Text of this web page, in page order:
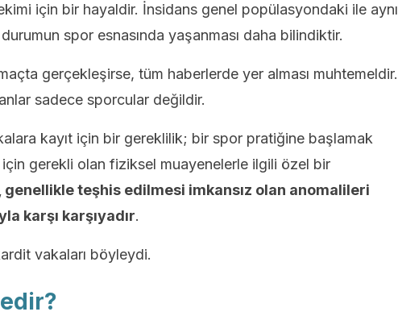
için bir hayaldir. İnsidans genel popülasyondaki ile aynı
spor esnasında yaşanması daha bilindiktir.
gerçekleşirse, tüm haberlerde yer alması muhtemeldir.
sadece sporcular değildir.
kayıt için bir gereklilik; bir spor pratiğine başlamak
gerekli olan fiziksel muayenelerle ilgili özel bir
genellikle teşhis edilmesi imkansız olan anomalileri
karşı karşıyadır.
vakaları böyleydi.